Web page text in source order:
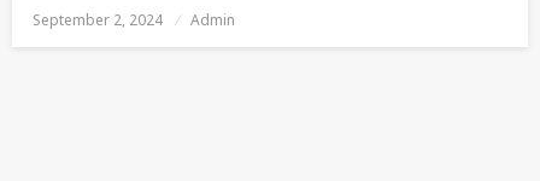
Posted
On
September 2, 2024 Admin